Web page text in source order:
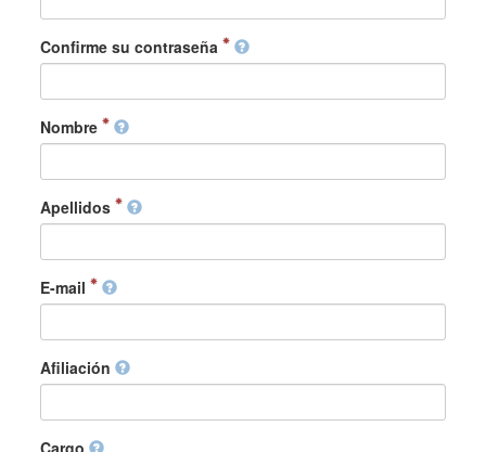
Confirme su contraseña
Nombre
Apellidos
E-mail
Afiliación
Cargo